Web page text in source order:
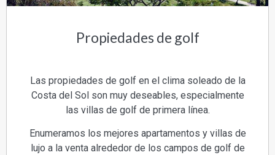
Propiedades de golf
Las propiedades de golf en el clima soleado de la
Costa del Sol son muy deseables, especialmente
las villas de golf de primera línea.
Enumeramos los mejores apartamentos y villas de
lujo a la venta alrededor de los campos de golf de